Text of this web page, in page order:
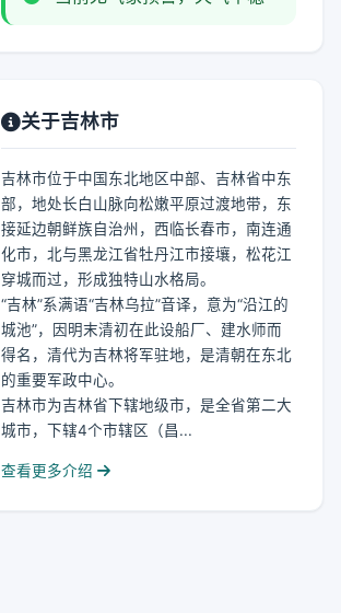
关于吉林市
吉林市位于中国东北地区中部、吉林省中东
部，地处长白山脉向松嫩平原过渡地带，东
接延边朝鲜族自治州，西临长春市，南连通
化市，北与黑龙江省牡丹江市接壤，松花江
穿城而过，形成独特山水格局。
“吉林”系满语“吉林乌拉”音译，意为“沿江的
城池”，因明末清初在此设船厂、建水师而
得名，清代为吉林将军驻地，是清朝在东北
的重要军政中心。
吉林市为吉林省下辖地级市，是全省第二大
城市，下辖4个市辖区（昌...
查看更多介绍